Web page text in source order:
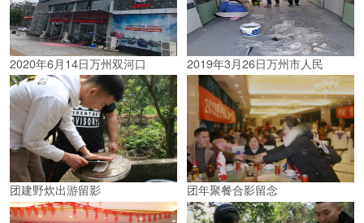
2020年6月14日万州双河口 2019年3月26日万州市人民
团建野炊出游留影 团年聚餐合影留念